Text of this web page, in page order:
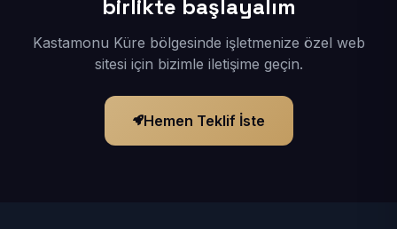
birlikte başlayalım
Kastamonu Küre bölgesinde işletmenize özel web
sitesi için bizimle iletişime geçin.
Hemen Teklif İste